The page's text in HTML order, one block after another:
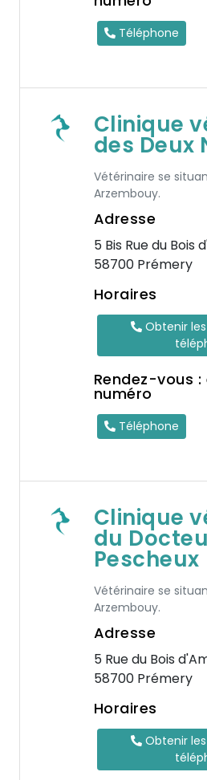
Téléphone
Clinique
des Deux
Vétérinaire se
Arzembouy.
Adresse
5 Bis Rue du Bois
58700 Prémery
Horaires
Obtenir
Rendez-vous
numéro
Téléphone
Clinique
du
Pescheux
Vétérinaire se
Arzembouy.
Adresse
5 Rue du Bois
58700 Prémery
Horaires
Obtenir